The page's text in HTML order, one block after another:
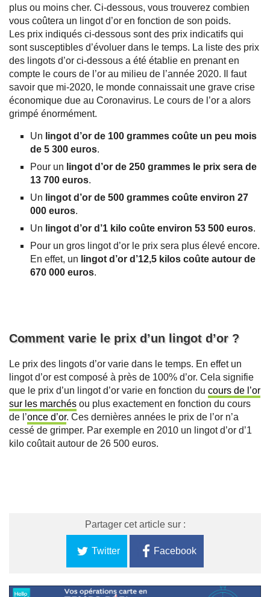
plus ou moins cher. Ci-dessous, vous trouverez combien
vous coûtera un lingot d’or en fonction de son poids.
Les prix indiqués ci-dessous sont des prix indicatifs qui
sont susceptibles d’évoluer dans le temps. La liste des prix
des lingots d’or ci-dessous a été établie en prenant en
compte le cours de l’or au milieu de l’année 2020. Il faut
savoir que mi-2020, le monde connaissait une grave crise
économique due au Coronavirus. Le cours de l’or a alors
grimpé énormément.
Un lingot d’or de 100 grammes coûte un peu mois
de 5 300 euros.
Pour un lingot d’or de 250 grammes le prix sera de
13 700 euros.
Un lingot d’or de 500 grammes coûte environ 27
000 euros.
Un lingot d’or d’1 kilo coûte environ 53 500 euros.
Pour un gros lingot d’or le prix sera plus élevé encore.
En effet, un lingot d’or d’12,5 kilos coûte autour de
670 000 euros.
Comment varie le prix d’un lingot d’or ?
Le prix des lingots d’or varie dans le temps. En effet un
lingot d’or est composé à près de 100% d’or. Cela signifie
que le prix d’un lingot d’or varie en fonction du cours de l’or
sur les marchés ou plus exactement en fonction du cours
de l’once d’or. Ces dernières années le prix de l’or n’a
cessé de grimper. Par exemple en 2010 un lingot d’or d’1
kilo coûtait autour de 26 500 euros.
Partager cet article sur :
Twitter Facebook